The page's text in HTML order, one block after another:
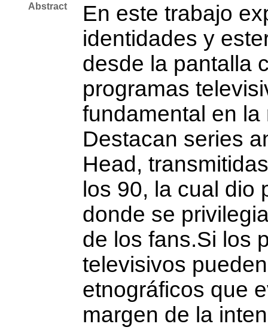
Abstract
En este trabajo
identidades y
desde la pantalla
programas
fundamental en
Destacan series
Head,
los 90, la cual dio
donde se
de los fans.Si los productos fílmicos, audiovisuales y
televisivos pueden verse como documentos
etnográficos que
margen de la